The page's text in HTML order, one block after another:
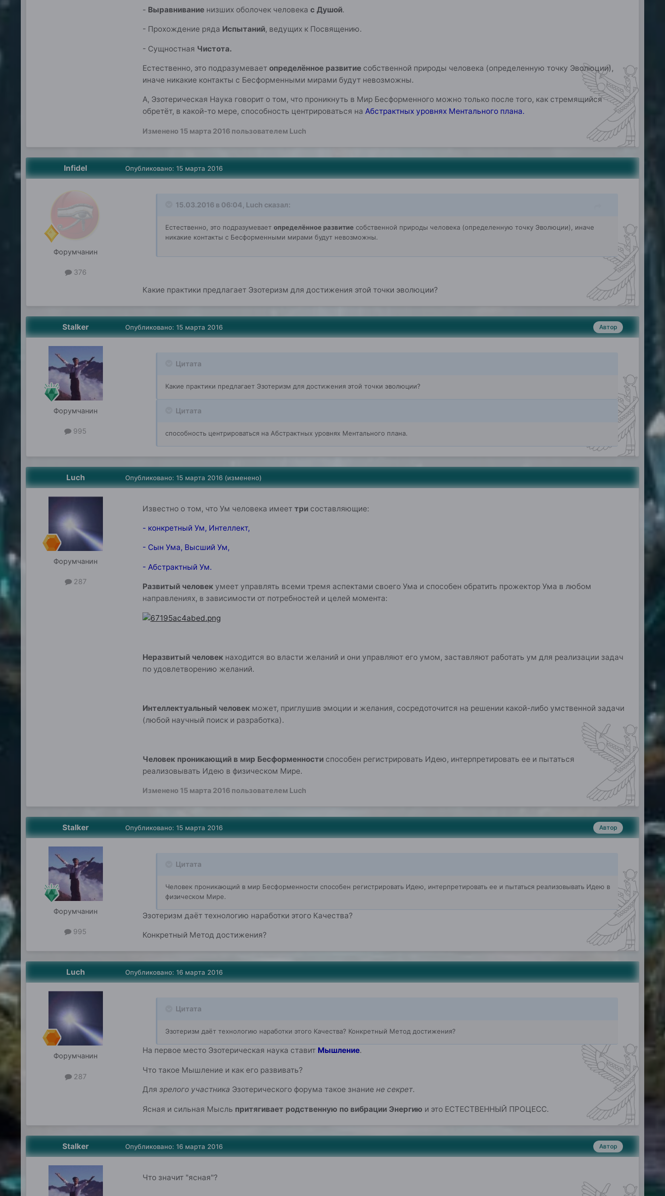
- Выравниваниенизших оболочек человека с Душой.
- Прохождение ряда Испытаний, ведущих к Посвящению.
- Сущностная Чистота.
Естественно, это подразумевает определённое развитиесобственной природы человека (определенную точку Эволюции),
иначе никакие контакты с Бесформенными мирами будут невозможны.
А, Эзотерическая Наука говорит о том, что проникнуть в Мир Бесформенного можно только после того, как стремящийся
обретёт, в какой-то мере, способность центрироваться на Абстрактных уровнях Ментального плана.
Изменено 15 марта 2016пользователем Luch
Infidel
Форумчанин
376
Опубликовано: 15 марта 2016
15.03.2016 в 06:04, Luch сказал:
Естественно, это подразумевает определённое развитиесобственной природы человека (определенную точку Эволюции), иначе
никакие контакты с Бесформенными мирами будут невозможны.
Какие практики предлагает Эзотеризм для достижения этой точки эволюции?
Stalker
Форумчанин
995
Автор
Опубликовано: 15 марта 2016
Цитата
Какие практики предлагает Эзотеризм для достижения этой точки эволюции?
Цитата
способность центрироваться на Абстрактных уровнях Ментального плана.
Luch
Форумчанин
287
Опубликовано: 15 марта 2016 (изменено)
Известно о том, что Ум человека имеет трисоставляющие:
- конкретный Ум, Интеллект,
- Сын Ума, Высший Ум,
- Абстрактный Ум.
Развитый человекумеет управлять всеми тремя аспектами своего Ума и способен обратить прожектор Ума в любом
направлениях, в зависимости от потребностей и целей момента:
Неразвитый человекнаходится во власти желаний и они управляют его умом, заставляют работать ум для реализации задач
по удовлетворению желаний.
Интеллектуальный человекможет, приглушив эмоции и желания, сосредоточится на решении какой-либо умственной задачи
(любой научный поиск и разработка).
Человек проникающий в мир Бесформенностиспособен регистрировать Идею, интерпретировать ее и пытаться
реализовывать Идею в физическом Мире.
Изменено 15 марта 2016пользователем Luch
Stalker
Форумчанин
995
Автор
Опубликовано: 15 марта 2016
Цитата
Человек проникающий в мир Бесформенности способен регистрировать Идею, интерпретировать ее и пытаться реализовывать Идею в
физическом Мире.
Эзотеризм даёт технологию наработки этого Качества?
Конкретный Метод достижения?
Luch
Форумчанин
287
Опубликовано: 16 марта 2016
Цитата
Эзотеризм даёт технологию наработки этого Качества? Конкретный Метод достижения?
На первое место Эзотерическая наука ставит Мышление.
Что такое Мышление и как его развивать?
Для зрелого участника Эзотерического форума такое знание не секрет.
Ясная и сильная Мысль притягивает родственную по вибрации Энергию и это ЕСТЕСТВЕННЫЙ ПРОЦЕСС.
Stalker Автор
Опубликовано: 16 марта 2016
Что значит "ясная"?